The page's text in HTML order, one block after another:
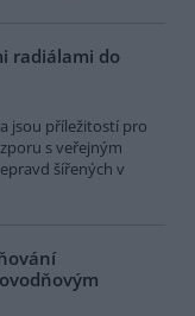
radiálami do
jsou příležitostí pro
s veřejným
šířených v